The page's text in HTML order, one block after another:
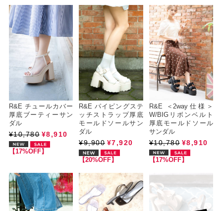
R&E チュールカバー
厚底ブーティーサン
ダル
¥10,780 ¥8,910
【17%OFF】
R&E パイピングステ
ッチストラップ厚底
モールドソールサン
ダル
¥9,900 ¥7,920
【20%OFF】
R&E ＜2way仕様＞
W/BIGリボンベルト
厚底モールドソール
サンダル
¥10,780 ¥8,910
【17%OFF】